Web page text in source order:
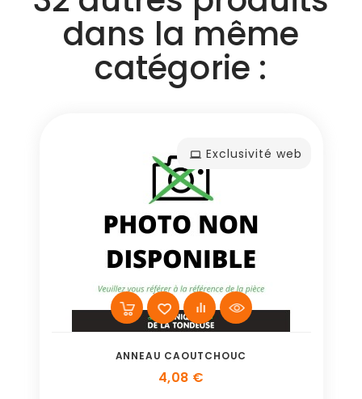
dans la même
catégorie :
Exclusivité web
ANNEAU CAOUTCHOUC
4,08 €